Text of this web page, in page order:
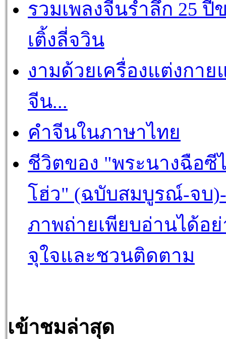
รวมเพลงจีนรำลึก 25 ปี
เติ้งลี่จวิน
งามด้วยเครื่องแต่งกาย
จีน...
คำจีนในภาษาไทย
ชีวิตของ "พระนางฉือซี
โฮ่ว" (ฉบับสมบูรณ์-จบ)-
ภาพถ่ายเพียบอ่านได้อย่
จุใจและชวนติดตาม
เข้าชมล่าสุด